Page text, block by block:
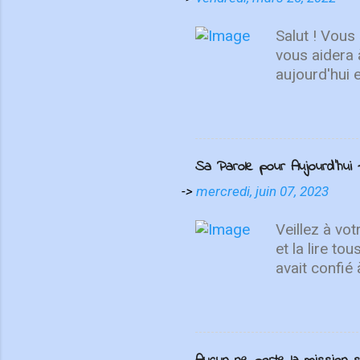
Salut !
vous aidera
aujourd'hui
choses
présente
un cri du
Sa Parole pour
-> mercredi, juin 07, 2023
Veillez à
et la lire
avait confié
que tu y